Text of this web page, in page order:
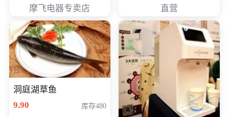
摩飞电器专卖店 直营
洞庭湖草鱼
9.90
库存480